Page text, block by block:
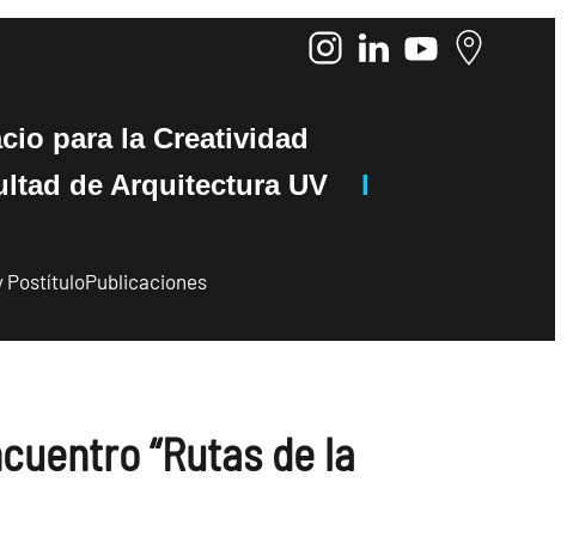
para la Creatividad
de Arquitectura UV
I
PostítuloPublicaciones
“Rutas de la